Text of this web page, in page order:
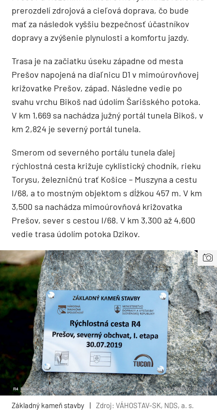
prerozdelí zdrojová a cieľová doprava, čo bude
mať za následok vyššiu bezpečnosť účastníkov
dopravy a zvýšenie plynulosti a komfortu jazdy.
Trasa je na začiatku úseku západne od mesta
Prešov napojená na diaľnicu D1 v mimoúrovňovej
križovatke Prešov, západ. Následne vedie po
svahu vrchu Bikoš nad údolím Šarišského potoka.
V km 1,669 sa nachádza južný portál tunela Bikoš, v
km 2,824 je severný portál tunela.
Smerom od severného portálu tunela ďalej
rýchlostná cesta križuje cyklistický chodník, rieku
Torysu, železničnú trať Košice – Muszyna a cestu
I/68, a to mostným objektom s dĺžkou 457 m. V km
3,500 sa nachádza mimoúrovňová križovatka
Prešov, sever s cestou I/68. V km 3,300 až 4,600
vedie trasa údolím potoka Dzikov.
Základný kameň stavby Zdroj: VÁHOSTAV-SK, NDS, a. s.